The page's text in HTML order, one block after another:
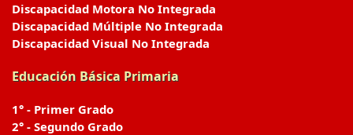
Discapacidad Motora No Integrada
Discapacidad Múltiple No Integrada
Discapacidad Visual No Integrada
Educación Básica Primaria
1° - Primer Grado
2° - Segundo Grado